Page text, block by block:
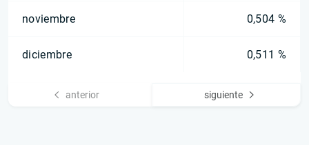
noviembre 0,504 %
diciembre 0,511 %
anterior siguiente